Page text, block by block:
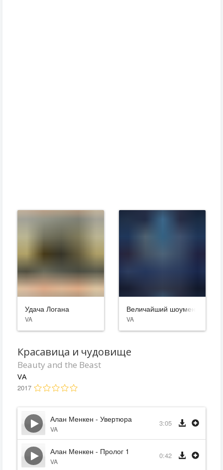
Удача Логана
VA
Величайший шоумен
VA
Красавица и чудовище
Beauty and the Beast
VA
2017
Алан Менкен - Увертюра
VA
3:05
Алан Менкен - Пролог 1
VA
0:42